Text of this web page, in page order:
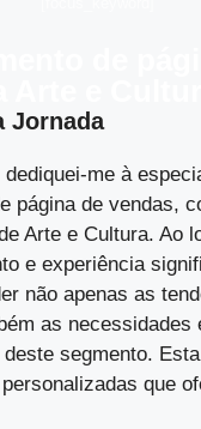
Jornada
me à
página de vendas,
Arte e Cultura. Ao
e experiência
não apenas as
as necessidades
segmento.
que